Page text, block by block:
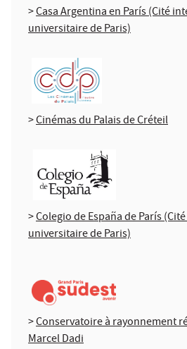
>Casa Argentina en París (Cité
universitaire de Paris)
>Cinémas du Palais de Créteil
>Colegio de España de París
universitaire de Paris)
>Conservatoire à rayonnement
Marcel Dadi